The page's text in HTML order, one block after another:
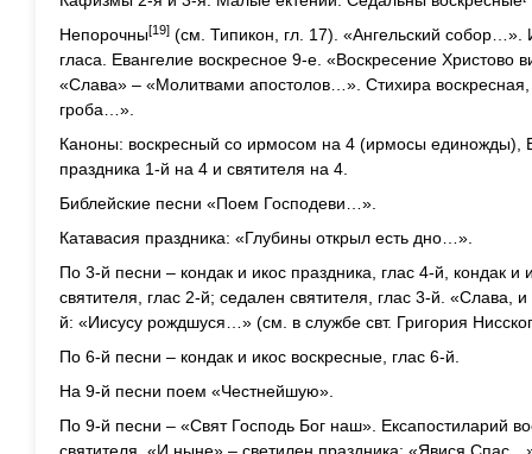
Непорочны[19] (см. Типикон, гл. 17). «Ангельский
гласа. Евангелие воскресное 9-е. «Воскресение
«Слава» – «Молитвами апостолов…». Стихира воскресная,
гроба…».
Каноны: воскресный со ирмосом на 4 (ирмосы единожды),
праздника 1-й на 4 и святителя на 4.
Библейские песни «Поем Господеви…».
Катавасия праздника: «Глубины открыл есть дно…».
По 3-й песни – кондак и икос праздника, глас 4-й, кондак и
святителя, глас 2-й; седален святителя, глас 3-й. «Слава,
й: «Иисусу рождшуся…» (см. в службе свт. Григория
По 6-й песни – кондак и икос воскресные, глас 6-й.
На 9-й песни поем «Честнейшую».
По 9-й песни – «Свят Господь Бог наш». Ексапостиларий